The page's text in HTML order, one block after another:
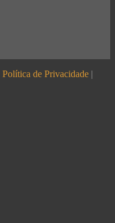
Política de Privacidade |